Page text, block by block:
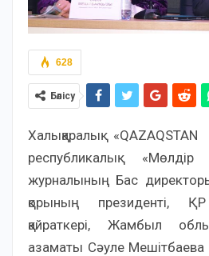
628
Бөлісу
Халықаралық «QAZAQSTAN
республикалық
журналының Бас
қорының президенті,
қайраткері, Жамбыл
азаматы Сәуле